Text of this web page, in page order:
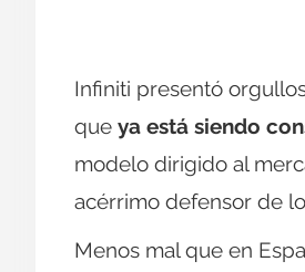
Infiniti presentó
que ya está siendo
modelo dirigido al
acérrimo defensor de
Menos mal que en